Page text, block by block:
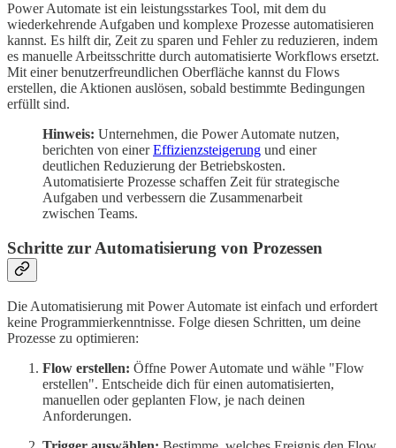
Power Automate ist ein leistungsstarkes Tool, mit dem du
wiederkehrende Aufgaben und komplexe Prozesse automatisieren
kannst. Es hilft dir, Zeit zu sparen und Fehler zu reduzieren, indem
es manuelle Arbeitsschritte durch automatisierte Workflows ersetzt.
Mit einer benutzerfreundlichen Oberfläche kannst du Flows
erstellen, die Aktionen auslösen, sobald bestimmte Bedingungen
erfüllt sind.
Hinweis: Unternehmen, die Power Automate nutzen,
berichten von einerEffizienzsteigerung und einer
deutlichen Reduzierung der Betriebskosten.
Automatisierte Prozesse schaffen Zeit für strategische
Aufgaben und verbessern die Zusammenarbeit
zwischen Teams.
Schritte zur Automatisierung von Prozessen
Die Automatisierung mit Power Automate ist einfach und erfordert
keine Programmierkenntnisse. Folge diesen Schritten, um deine
Prozesse zu optimieren:
Flow erstellen: Öffne Power Automate und wähle "Flow
erstellen". Entscheide dich für einen automatisierten,
manuellen oder geplanten Flow, je nach deinen
Anforderungen.